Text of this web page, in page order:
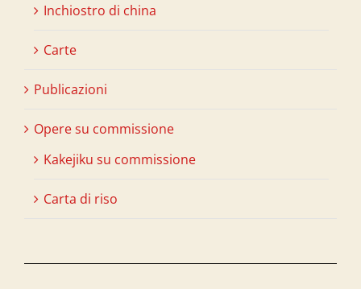
Inchiostro di china
Carte
Publicazioni
Opere su commissione
Kakejiku su commissione
Carta di riso